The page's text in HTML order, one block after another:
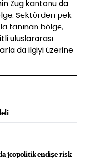
Zug kantonu da
Sektörden pek
tanınan bölge,
uluslararası
da ilgiyi üzerine
jeopolitik endişe risk